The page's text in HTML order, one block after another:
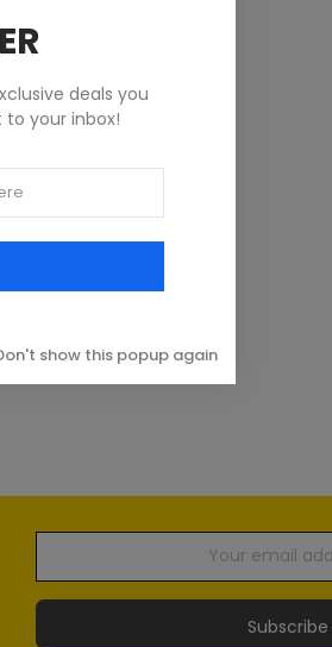
Subscribe
deals you
your inbox!
show this popup again